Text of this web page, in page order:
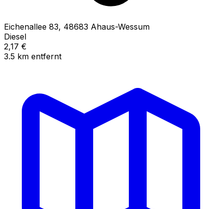
Eichenallee 83, 48683 Ahaus-Wessum
Diesel
2,17 €
3.5 km entfernt